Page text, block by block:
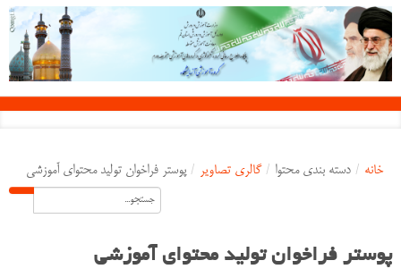
خانه / دسته بندی محتوا / گالری تصاویر / پوستر فراخوان تولید محتوای آموزشی
پوستر فراخوان تولید محتوای آموزشی